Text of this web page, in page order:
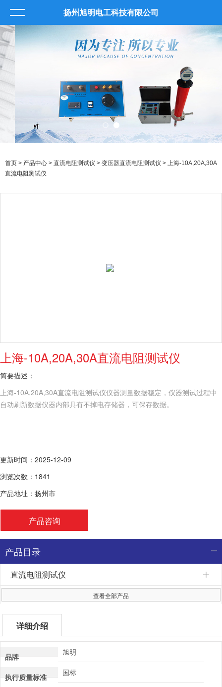
扬州旭明电工科技有限公司
首页 > 产品中心 > 直流电阻测试仪 > 变压器直流电阻测试仪 > 上海-10A,20A,30A
直流电阻测试仪
上海-10A,20A,30A直流电阻测试仪
简要描述：
上海-10A,20A,30A直流电阻测试仪仪器测量数据稳定，仪器测试过程中
自动刷新数据仪器内部具有不掉电存储器，可保存数据。
更新时间：2025-12-09
浏览次数：1841
产品地址：扬州市
产品咨询
产品目录
直流电阻测试仪
查看全部产品
详细介绍
品牌 旭明
执行质量标准 国标